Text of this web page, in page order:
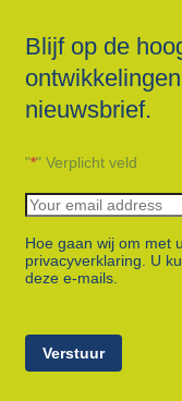
Blijf op de
nieuwsbrief.
"*" Verplicht veld
Hoe gaan wij om met
privacyverklaring. U
deze e-mails.
Verstuur